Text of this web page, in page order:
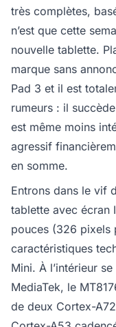
très complètes,
n’est que cette
nouvelle tablette.
marque sans
Pad 3 et il est
rumeurs : il
est même moins
agressif
en somme.
Entrons dans le vif
tablette avec écran
pouces (326 pixels
caractéristiques
Mini. À l’intérieur
MediaTek, le
de deux Cortex-